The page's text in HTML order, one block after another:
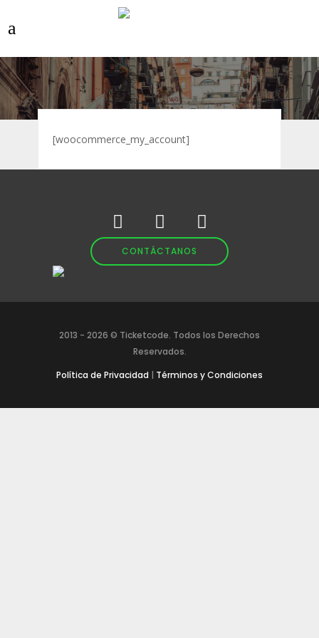
[woocommerce_my_account]
CONTÁCTANOS
2013 - 2026 © Ticketcode. Todos los Derechos
Reservados.
Política de Privacidad | Términos y Condiciones